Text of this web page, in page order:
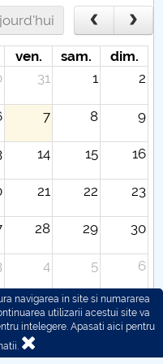
ven. sam.
dim.
31 1 2
7 8 9
14 15 16
21 22 23
28 29 30
4 5 6
navigarea in site si numararea
utilizarii acestui site va
intelegere. Apasati aici pentru